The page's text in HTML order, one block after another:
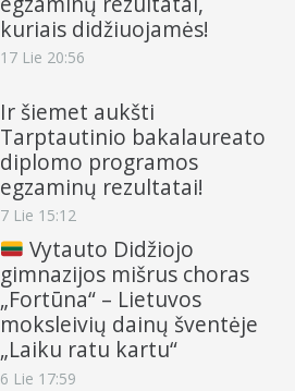
kuriais didžiuojamės!
17 Lie 20:56
Ir šiemet aukšti
Tarptautinio bakalaureato
diplomo programos
egzaminų rezultatai!
7 Lie 15:12
Vytauto Didžiojo
gimnazijos mišrus choras
„Fortūna“ – Lietuvos
moksleivių dainų šventėje
„Laiku ratu kartu“
6 Lie 17:59